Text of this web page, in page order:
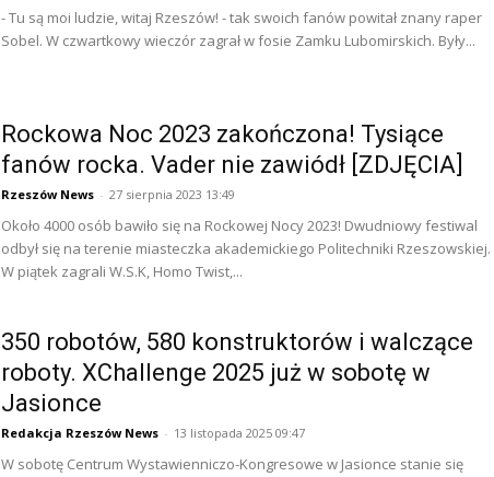
- Tu są moi ludzie, witaj Rzeszów! - tak swoich fanów powitał znany raper
Sobel. W czwartkowy wieczór zagrał w fosie Zamku Lubomirskich. Były...
Rockowa Noc 2023 zakończona! Tysiące
fanów rocka. Vader nie zawiódł [ZDJĘCIA]
Rzeszów News - 27 sierpnia 2023 13:49
Około 4000 osób bawiło się na Rockowej Nocy 2023! Dwudniowy festiwal
odbył się na terenie miasteczka akademickiego Politechniki Rzeszowskiej.
W piątek zagrali W.S.K, Homo Twist,...
350 robotów, 580 konstruktorów i walczące
roboty. XChallenge 2025 już w sobotę w
Jasionce
Redakcja Rzeszów News - 13 listopada 2025 09:47
W sobotę Centrum Wystawienniczo-Kongresowe w Jasionce stanie się